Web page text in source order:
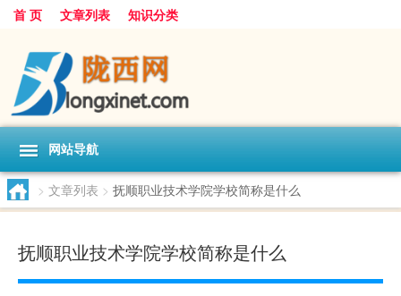
首 页 文章列表 知识分类
网站导航
> 文章列表 > 抚顺职业技术学院学校简称是什么
抚顺职业技术学院学校简称是什么